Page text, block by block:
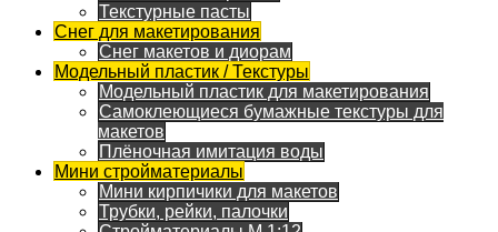
Текстурные пасты
Снег для макетирования
Снег макетов и диорам
Модельный пластик / Текстуры
Модельный пластик для макетирования
Самоклеющиеся бумажные текстуры для
макетов
Плёночная имитация воды
Мини стройматериалы
Мини кирпичики для макетов
Трубки, рейки, палочки